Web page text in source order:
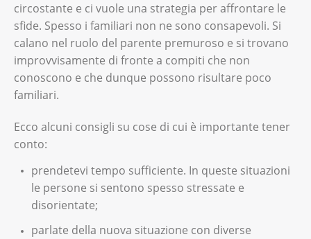
circostante e ci vuole una strategia per affrontare le
sfide. Spesso i familiari non ne sono consapevoli. Si
calano nel ruolo del parente premuroso e si trovano
improvvisamente di fronte a compiti che non
conoscono e che dunque possono risultare poco
familiari.
Ecco alcuni consigli su cose di cui è importante tener
conto:
prendetevi tempo sufficiente. In queste situazioni
le persone si sentono spesso stressate e
disorientate;
parlate della nuova situazione con diverse